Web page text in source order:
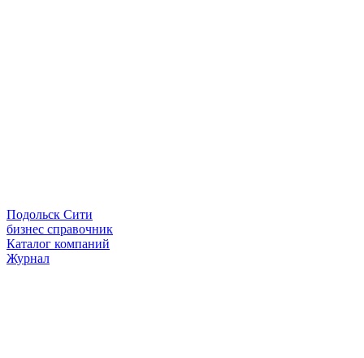
Подольск Сити
бизнес справочник
Каталог компаний
Журнал